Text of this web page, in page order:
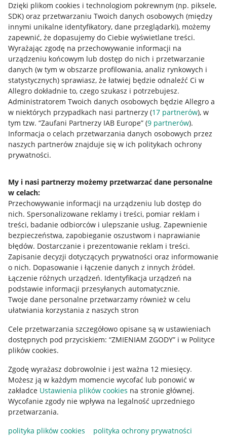
Dzięki plikom cookies i technologiom pokrewnym (np. piksele,
SDK) oraz przetwarzaniu Twoich danych osobowych (między
innymi unikalne identyfikatory, dane przeglądarki), możemy
zapewnić, że dopasujemy do Ciebie wyświetlane treści.
Wyrażając zgodę na przechowywanie informacji na
urządzeniu końcowym lub dostęp do nich i przetwarzanie
danych (w tym w obszarze profilowania, analiz rynkowych i
statystycznych) sprawiasz, że łatwiej będzie odnaleźć Ci w
Allegro dokładnie to, czego szukasz i potrzebujesz.
Administratorem Twoich danych osobowych będzie Allegro a
w niektórych przypadkach nasi partnerzy (17 partnerów), w
tym tzw. “Zaufani Partnerzy IAB Europe” (9 partnerów).
Informacja o celach przetwarzania danych osobowych przez
naszych partnerów znajduje się w ich politykach ochrony
prywatności.
My i nasi partnerzy możemy przetwarzać dane personalne
w celach:
Przechowywanie informacji na urządzeniu lub dostęp do
nich. Spersonalizowane reklamy i treści, pomiar reklam i
treści, badanie odbiorców i ulepszanie usług. Zapewnienie
bezpieczeństwa, zapobieganie oszustwom i naprawianie
błędów. Dostarczanie i prezentowanie reklam i treści.
Zapisanie decyzji dotyczących prywatności oraz informowanie
o nich. Dopasowanie i łączenie danych z innych źródeł.
Łączenie różnych urządzeń. Identyfikacja urządzeń na
podstawie informacji przesyłanych automatycznie.
Twoje dane personalne przetwarzamy również w celu
ułatwiania korzystania z naszych stron
Cele przetwarzania szczegółowo opisane są w ustawieniach
dostępnych pod przyciskiem: “ZMIENIAM ZGODY” i w Polityce
plików cookies.
Zgodę wyrażasz dobrowolnie i jest ważna 12 miesięcy.
Możesz ją w każdym momencie wycofać lub ponowić w
zakładce Ustawienia plików cookies na stronie głównej.
Wycofanie zgody nie wpływa na legalność uprzedniego
przetwarzania.
polityka plików cookies
polityka ochrony prywatności
Przydatne informacje
Jak to działa
Allegro Gadane dla sprzedających
Allegro Gadane dla kupujących
Mapa miejscowości
Informacje prawne
Regulamin
Polityka plików "cookies"
Ustawienia plików "cookies"
Udostępnianie lokalizacji
Informacje dla Aktu o Usługach Cyfrowych
Pobierz aplikację